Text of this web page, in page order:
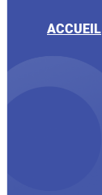
ACCUEIL